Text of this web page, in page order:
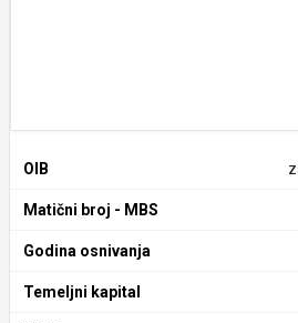
OIB
Matični broj - MBS
Godina osnivanja
Temeljni kapital